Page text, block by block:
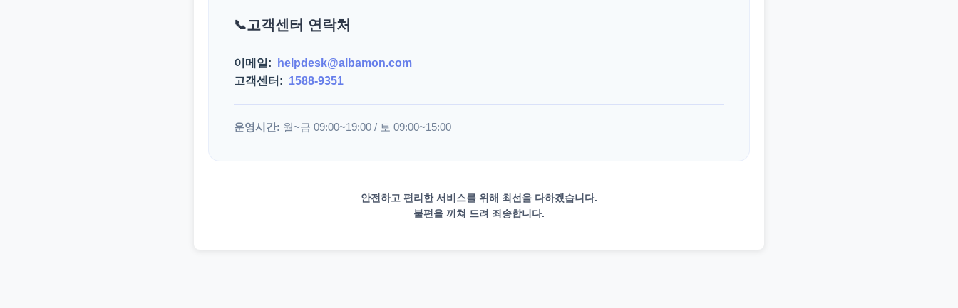
고객센터 연락처
이메일:
helpdesk@albamon.com
고객센터: 1588-9351
운영시간: 월~금 09:00~19:00 / 토 09:00~15:00
안전하고 편리한 서비스를 위해 최선을 다하겠습니다.
불편을 끼쳐 드려 죄송합니다.